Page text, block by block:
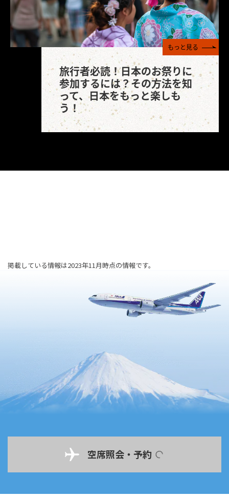
旅行者必読！日本のお祭りに
参加するには？その方法を知
って、日本をもっと楽しも
う！
もっと見る
掲載している情報は2023年11月時点の情報です。
空席照会・予約